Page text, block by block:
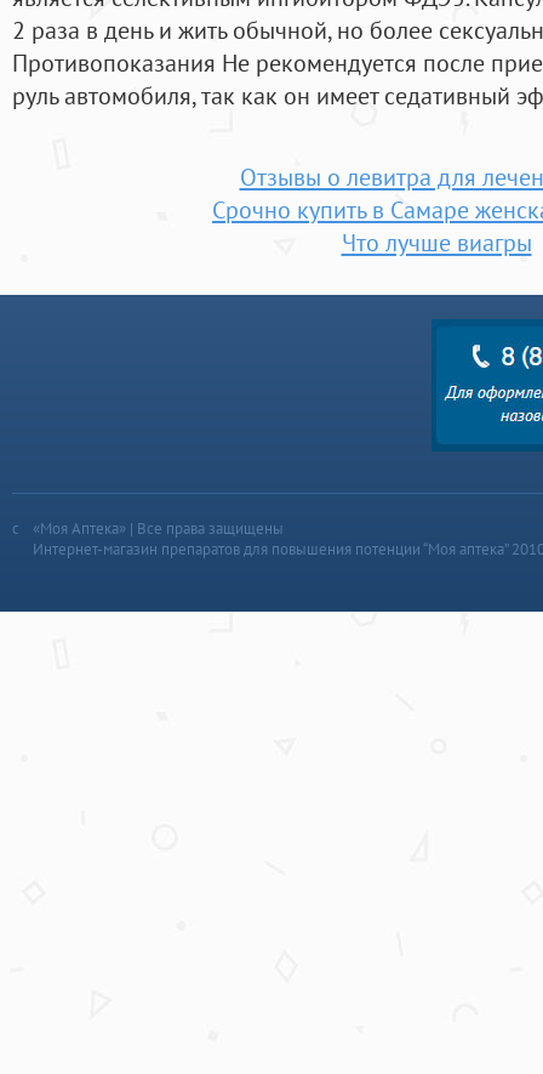
2 раза в день и жить обычной, но более
Противопоказания Не рекомендуется после
руль автомобиля, так как он имеет седативный
Отзывы о левитра для
Срочно купить в Самаре
Что лучше виагры
«Моя Аптека» | Все права защищены
Интернет-магазин препаратов для повышения потенции “Моя аптека”